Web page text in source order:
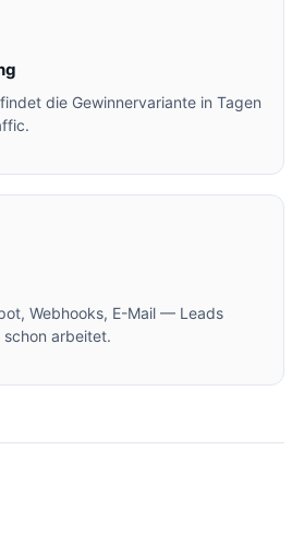
die Gewinnervariante in Tagen
Webhooks, E-Mail — Leads
schon arbeitet.